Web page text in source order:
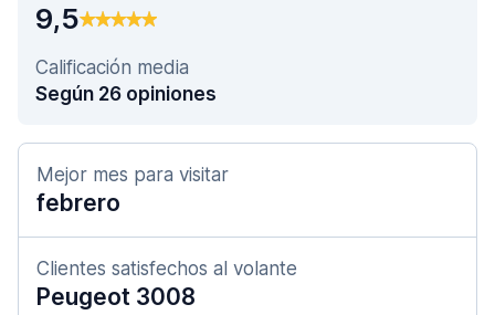
9,5
Calificación media
Según 26 opiniones
Mejor mes para visitar
febrero
Clientes satisfechos al volante
Peugeot 3008